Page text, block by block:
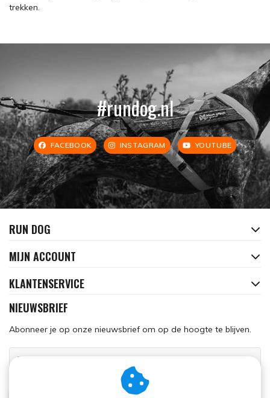
trekken.
#rundog.nl
FACEBOOK INSTAGRAM YOUTUBE
RUN DOG
MIJN ACCOUNT
KLANTENSERVICE
NIEUWSBRIEF
Abonneer je op onze nieuwsbrief om op de hoogte te blijven.